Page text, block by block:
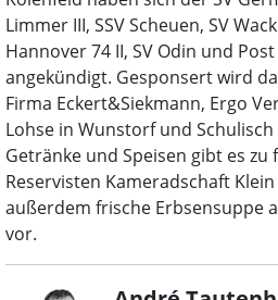
Limmer III, SSV Scheuen, SV
Hannover 74 II, SV Odin und
angekündigt. Gesponsert wird
Firma Eckert&Siekmann, Ergo
Lohse in Wunstorf und
Getränke und Speisen gibt es zu
Reservisten Kameradschaft
außerdem frische Erbsensuppe
vor.